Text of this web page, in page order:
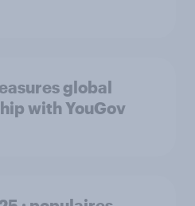
global
with YouGov